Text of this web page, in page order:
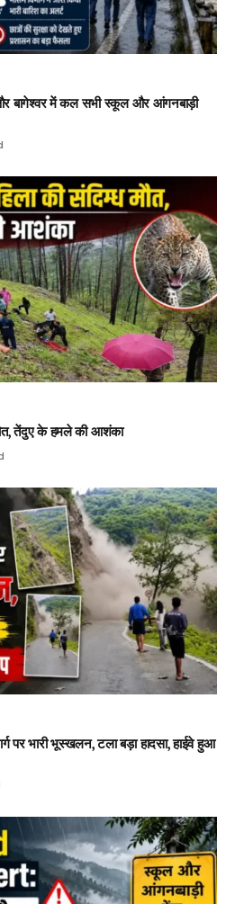
बागेश्वर में कल सभी स्कूल और आंगनबाड़ी
तेंदुए के हमले की आशंका
पर भारी भूस्खलन, टला बड़ा हादसा, हाईवे हुआ